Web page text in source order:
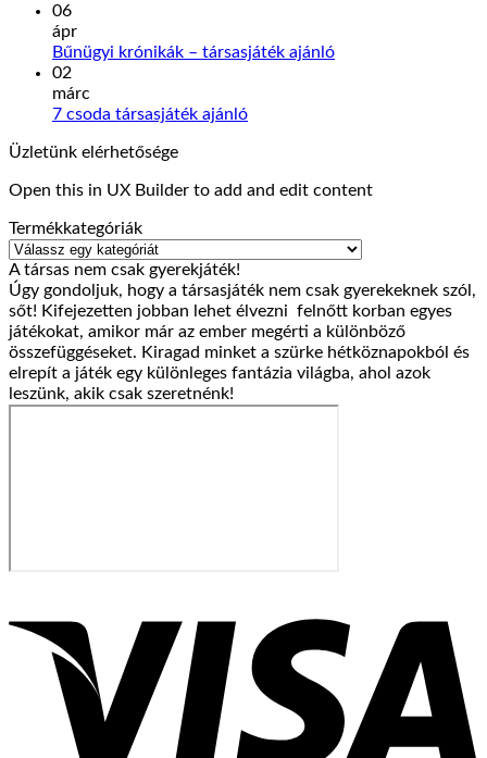
beszámoló!
egy
ember
bejegyzéshez
Konyec
orosz
–
ajánló
06
ápr
Bűnügyi krónikák – társasjáték ajánlóNincs
ajánló
02
márc
7 csoda társasjáték ajánlóNincs
csoda
ajánló
bejegyzéshez
Üzletünk elérhetősége
Open this in UX Builder to add and edit content
Termékkategóriák
A társas nem csak gyerekjáték!
Úgy gondoljuk, hogy a társasjáték nem csak gyerekeknek szól,
sőt! Kifejezetten jobban lehet élvezni felnőtt korban egyes
játékokat, amikor már az ember megérti a különböző
összefüggéseket. Kiragad minket a szürke hétköznapokból és
elrepít a játék egy különleges fantázia világba, ahol azok
leszünk, akik csak szeretnénk!